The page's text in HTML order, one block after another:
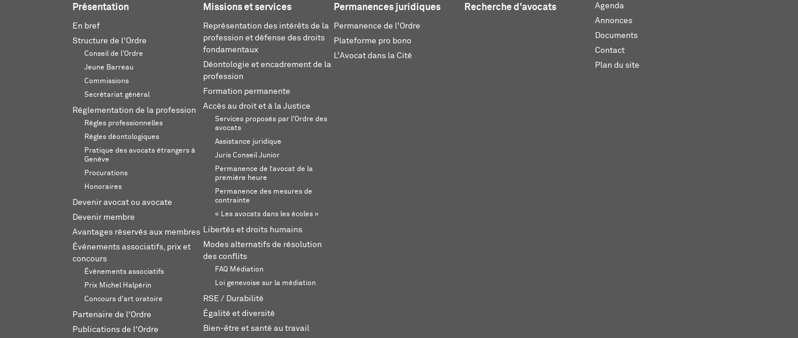
Présentation
En bref
Structure de l'Ordre
Conseil de l'Ordre
Jeune Barreau
Commissions
Secrétariat général
Réglementation de la profession
Règles professionnelles
Règles déontologiques
Pratique des avocats étrangers à
Genève
Procurations
Honoraires
Devenir avocat ou avocate
Devenir membre
Avantages réservés aux membres
Événements associatifs, prix et
concours
Événements associatifs
Prix Michel Halpérin
Concours d'art oratoire
Partenaire de l'Ordre
Publications de l'Ordre
Missions et services
Représentation des intérêts de la
profession et défense des droits
fondamentaux
Déontologie et encadrement de la
profession
Formation permanente
Accès au droit et à la Justice
Services proposés par l'Ordre des
avocats
Assistance juridique
Juris Conseil Junior
Permanence de l’avocat de la
première heure
Permanence des mesures de
contrainte
« Les avocats dans les écoles »
Libertés et droits humains
Modes alternatifs de résolution
des conflits
FAQ Médiation
Loi genevoise sur la médiation
RSE / Durabilité
Égalité et diversité
Bien-être et santé au travail
Permanences juridiques
Permanence de l'Ordre
Plateforme pro bono
L'Avocat dans la Cité
Recherche d'avocats
Agenda
Annonces
Documents
Contact
Plan du site